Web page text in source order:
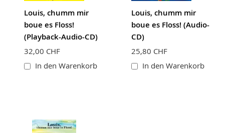
Louis, chumm mir
boue es Floss!
(Playback-Audio-CD)
32,00 CHF
In den Warenkorb
Louis, chumm mir
boue es Floss! (Audio-
CD)
25,80 CHF
In den Warenkorb